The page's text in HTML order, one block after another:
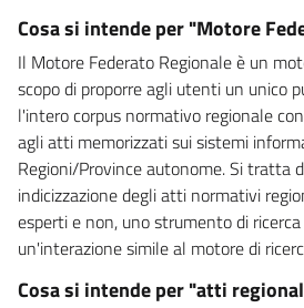
Cosa si intende per "Motore
Il Motore Federato Regionale è un
scopo di proporre agli utenti un unico
l'intero corpus normativo regionale
agli atti memorizzati sui sistemi
Regioni/Province autonome. Si tratta
indicizzazione degli atti normativi
esperti e non, uno strumento di
un'interazione simile al motore di
Cosa si intende per "atti